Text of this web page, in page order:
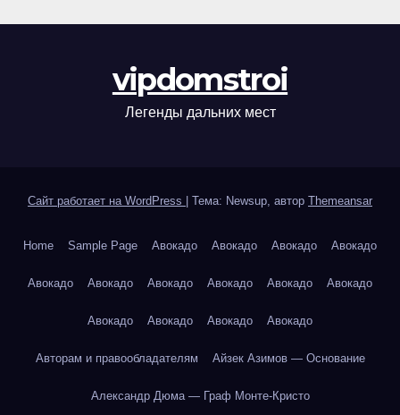
vipdomstroi
Легенды дальних мест
Сайт работает на WordPress Тема: Newsup, автор Themeansar
Home Sample Page Авокадо Авокадо Авокадо Авокадо
Авокадо Авокадо Авокадо Авокадо Авокадо Авокадо
Авокадо Авокадо Авокадо Авокадо
Авторам и правообладателям Айзек Азимов — Основание
Александр Дюма — Граф Монте-Кристо